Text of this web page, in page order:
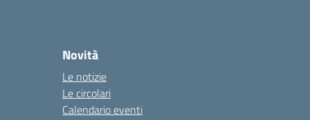
Novità
Le notizie
Le circolari
Calendario eventi